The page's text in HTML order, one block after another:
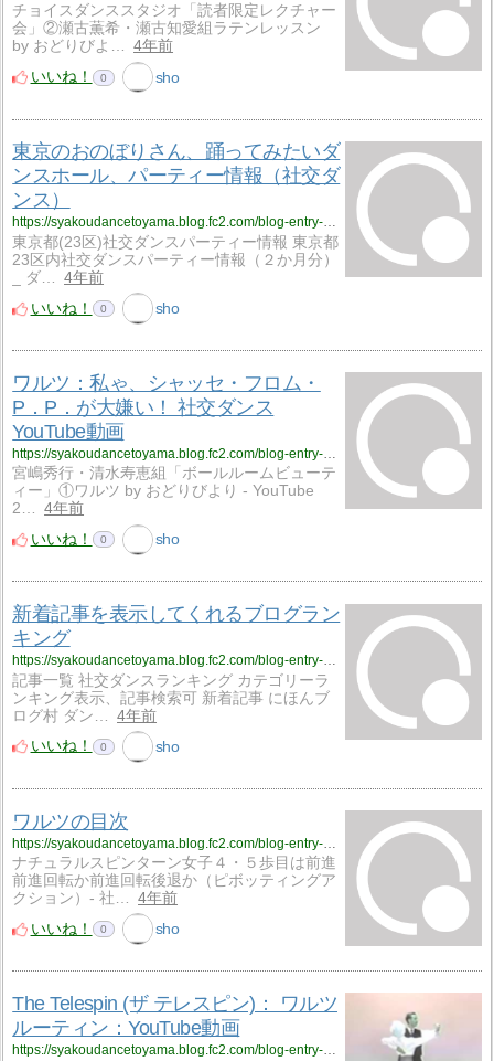
チョイスダンススタジオ「読者限定レクチャー
会」②瀬古薫希・瀬古知愛組ラテンレッスン
by おどりびよ…
4年前
いいね！
0 sho
東京のおのぼりさん、踊ってみたいダ
ンスホール、パーティー情報（社交ダ
ンス）
https://syakoudancetoyama.blog.fc2.com/blog-entry-1028.html
東京都(23区)社交ダンスパーティー情報 東京都
23区内社交ダンスパーティー情報（２か月分）
_ ダ…
4年前
いいね！
0 sho
ワルツ：私ゃ、シャッセ・フロム・
P．P．が大嫌い！ 社交ダンス
YouTube動画
https://syakoudancetoyama.blog.fc2.com/blog-entry-687.html
宮嶋秀行・清水寿恵組「ボールルームビューテ
ィー」①ワルツ by おどりびより - YouTube
2…
4年前
いいね！
0 sho
新着記事を表示してくれるブログラン
キング
https://syakoudancetoyama.blog.fc2.com/blog-entry-662.html
記事一覧 社交ダンスランキング カテゴリーラ
ンキング表示、記事検索可 新着記事 にほんブ
ログ村 ダン…
4年前
いいね！
0 sho
ワルツの目次
ナチュラルスピンターン女子４・５歩目は前進
前進回転か前進回転後退か（ピボッティングア
クション）- 社…
4年前
いいね！
0 sho
The Telespin (ザ テレスピン)： ワルツ
ルーティン：YouTube動画
https://syakoudancetoyama.blog.fc2.com/blog-entry-306.html